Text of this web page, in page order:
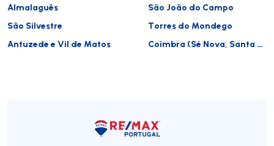
Almalaguês
São João do Campo
São Silvestre
Torres do Mondego
Antuzede e Vil de Matos
Coimbra (Sé Nova, Santa Cruz, Almedina e São Bartolomeu)